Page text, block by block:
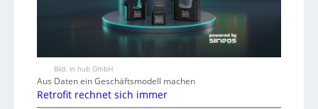
Bild: in.hub GmbH
Aus Daten ein Geschäftsmodell machen
Retrofit rechnet sich immer